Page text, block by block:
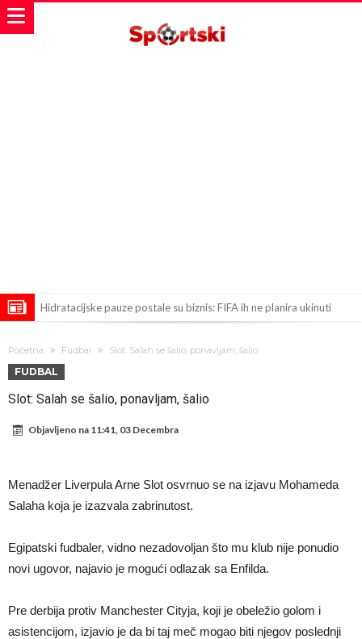
Hidratacijske pauze postale su biznis: FIFA ih ne planira ukinuti
Atletika?!
Ovo se Novaku nikad nije dešavalo: Sinner i Alcaraz odustaju, a
zatvora
Jake Paul kreće u rušenje UFC-a
posudbu?
Real Madrid odlučio: Endrick ide u Premier ligu!
Početna Fudbal Slot: Salah se šalio, ponavljam, šalio
FUDBAL
Slot: Salah se šalio, ponavljam, šalio
Objavljeno na 11:41, 03 Decembra
Menadžer Liverpula Arne Slot osvrnuo se na izjavu Mohameda
Salaha koja je izazvala zabrinutost.
Egipatski fudbaler, vidno nezadovoljan što mu klub nije ponudio
novi ugovor, najavio je mogući odlazak sa Enfilda.
Pre derbija protiv Manchester Cityja, koji je obeležio golom i
asistencijom, izjavio je da bi taj meč mogao biti njegov poslednji